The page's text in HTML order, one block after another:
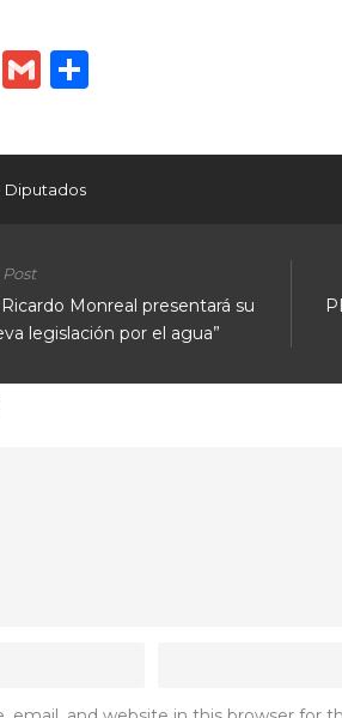
WhatsApp
Gmail
Diputados
Monreal presentará su
legislación por el agua”